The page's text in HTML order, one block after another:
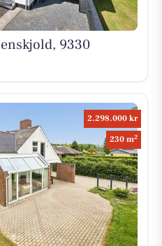
9330
2.298.000 kr
230 m2